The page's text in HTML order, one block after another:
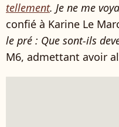
tellement. Je ne me
confié à Karine Le
le pré : Que sont-ils
M6, admettant avoir